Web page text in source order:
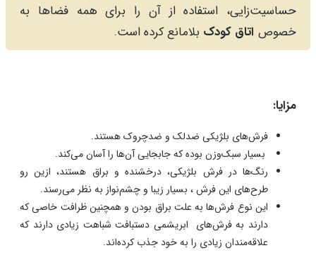
حساسیت‌زایی، استفاده از آن را برای همه فضاها به
خصوصاتاق کودکبلامانع کرده است.
مزایا:
فرش‌های بلژیکی ضدلک و ضدچروک هستند.
بسیار سبک‌وزن بوده که جابجایی آن‌ها را آسان می‌کند.
رنگ‌ها در فرش بلژیکی، درخشنده و براق هستند، ازین رو
طرح‌های این فرش ، بسیار زیبا و چشم‌نواز به نظر می‌رسند.
این نوع فرش‌ها به علت براق بودن و همچنین ظرافت خاصی که
دارند به فرش‌های ابریشمی دستبافت شباهت زیادی دارند که
علاقه‌مندان زیادی را به خود جذب کرده‌اند.